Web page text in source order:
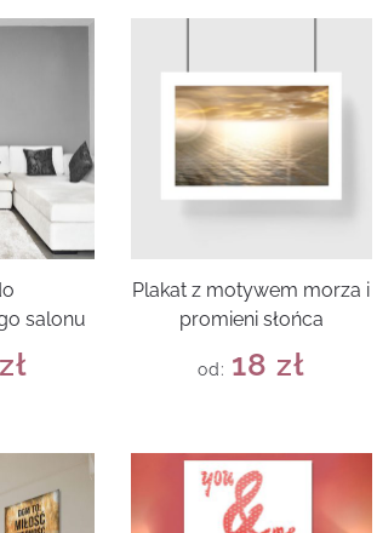
salonu
zł
Plakat z motywem morza i
promieni słońca
od: 18zł